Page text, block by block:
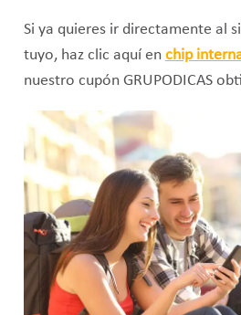
Si ya quieres ir directamente al
tuyo, haz clic aquí en chip
nuestro cupón GRUPODICAS